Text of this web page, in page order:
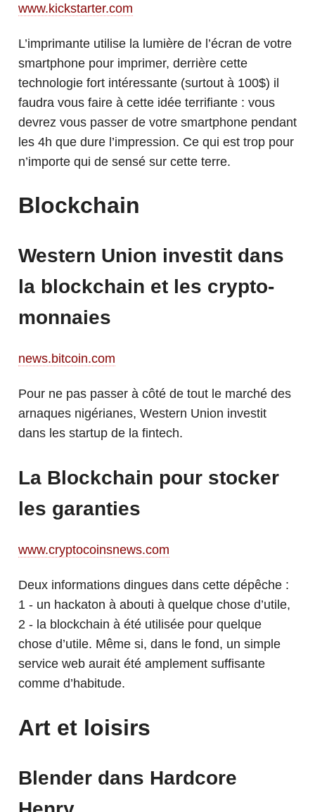
www.kickstarter.com
L’imprimante utilise la lumière de l’écran de votre
smartphone pour imprimer, derrière cette
technologie fort intéressante (surtout à 100$) il
faudra vous faire à cette idée terrifiante : vous
devrez vous passer de votre smartphone pendant
les 4h que dure l’impression. Ce qui est trop pour
n’importe qui de sensé sur cette terre.
Blockchain
Western Union investit dans
la blockchain et les crypto-
monnaies
news.bitcoin.com
Pour ne pas passer à côté de tout le marché des
arnaques nigérianes, Western Union investit
dans les startup de la fintech.
La Blockchain pour stocker
les garanties
www.cryptocoinsnews.com
Deux informations dingues dans cette dépêche :
1 - un hackaton à abouti à quelque chose d’utile,
2 - la blockchain à été utilisée pour quelque
chose d’utile. Même si, dans le fond, un simple
service web aurait été amplement suffisante
comme d’habitude.
Art et loisirs
Blender dans Hardcore